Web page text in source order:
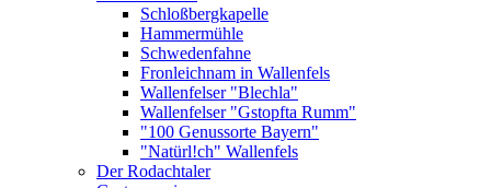
Schloßbergkapelle
Hammermühle
Schwedenfahne
Fronleichnam in Wallenfels
Wallenfelser "Blechla"
Wallenfelser "Gstopfta Rumm"
"100 Genussorte Bayern"
"Natürl!ch" Wallenfels
Der Rodachtaler